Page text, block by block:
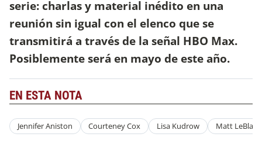
serie: charlas y material inédito en una
reunión sin igual con el elenco que se
transmitirá a través de la señal HBO Max.
Posiblemente será en mayo de este año.
EN ESTA NOTA
Jennifer Aniston Courteney Cox Lisa Kudrow Matt LeBlanc